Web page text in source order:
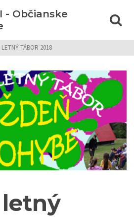
- Občianske
LETNÝ TÁBOR 2018